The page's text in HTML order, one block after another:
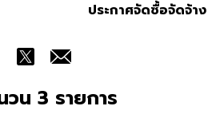
ประกาศจัดซื้อจัดจ้าง
น 3 รายการ